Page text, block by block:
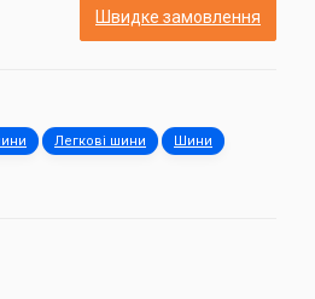
Швидке замовлення
Легкові шини Шини